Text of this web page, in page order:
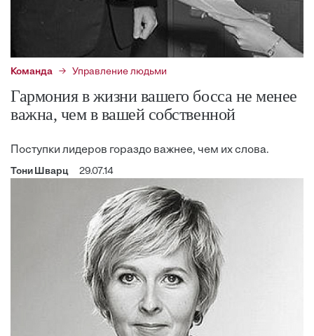
Команда Управление людьми
Гармония в жизни вашего босса не менее
важна, чем в вашей собственной
Поступки лидеров гораздо важнее, чем их слова.
Тони Шварц 29.07.14